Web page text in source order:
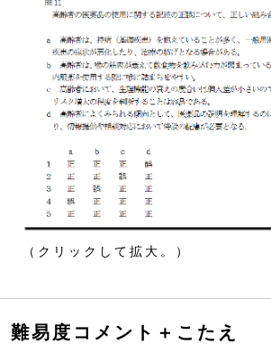
（クリックして拡大。）
難易度コメント＋こたえ